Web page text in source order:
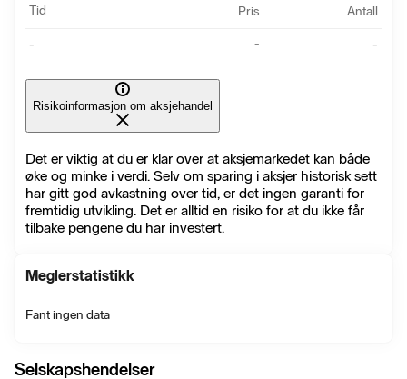
Tid Pris Antall
- - -
Risikoinformasjon om aksjehandel
Det er viktig at du er klar over at aksjemarkedet kan både
øke og minke i verdi. Selv om sparing i aksjer historisk sett
har gitt god avkastning over tid, er det ingen garanti for
fremtidig utvikling. Det er alltid en risiko for at du ikke får
tilbake pengene du har investert.
Meglerstatistikk
Fant ingen data
Selskapshendelser